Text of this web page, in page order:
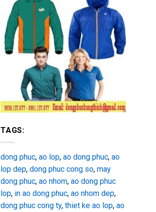
TAGS:
dong phuc, ao lop, ao dong phuc, ao
lop dep, dong phuc cong so, may
dong phuc, ao nhom, ao dong phuc
lop, in ao dong phuc, ao nhom dep,
dong phuc cong ty, thiet ke ao lop, ao